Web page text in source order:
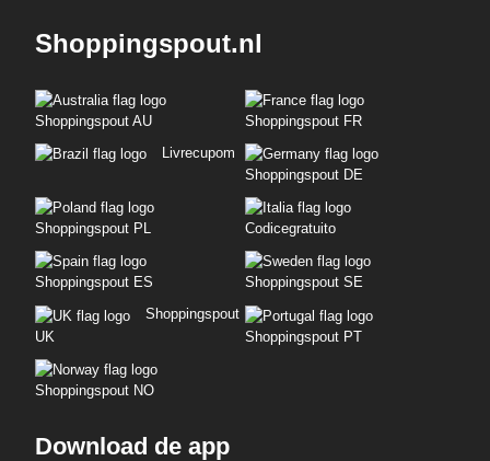
Shoppingspout.nl
Shoppingspout AU
Shoppingspout FR
Livrecupom
Shoppingspout DE
Shoppingspout PL Codicegratuito
Shoppingspout ES
Shoppingspout SE
Shoppingspout
UK
Shoppingspout PT
Shoppingspout NO
Download de app